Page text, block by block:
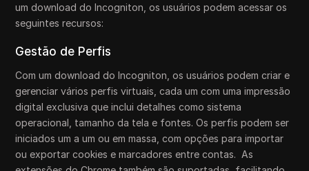
um download do Incogniton, os usuários podem acessar os
seguintes recursos:
Gestão de Perfis
Com um download do Incogniton, os usuários podem criar e
gerenciar vários perfis virtuais, cada um com uma impressão
digital exclusiva que inclui detalhes como sistema
operacional, tamanho da tela e fontes. Os perfis podem ser
iniciados um a um ou em massa, com opções para importar
ou exportar cookies e marcadores entre contas. As